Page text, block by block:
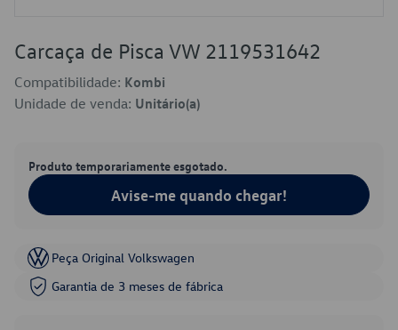
Carcaça de Pisca VW 2119531642
Compatibilidade: Kombi
Unidade de venda: Unitário(a)
Produto temporariamente esgotado.
Avise-me quando chegar!
Peça Original Volkswagen
Garantia de 3 meses de fábrica